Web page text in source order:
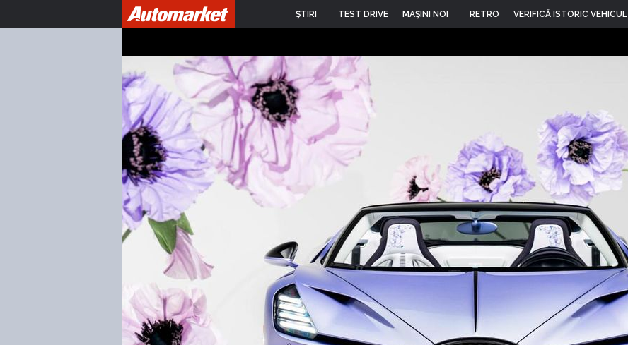
ŞTIRI TEST DRIVE MAŞINI NOI RETRO VERIFICĂ ISTORIC VEHICUL